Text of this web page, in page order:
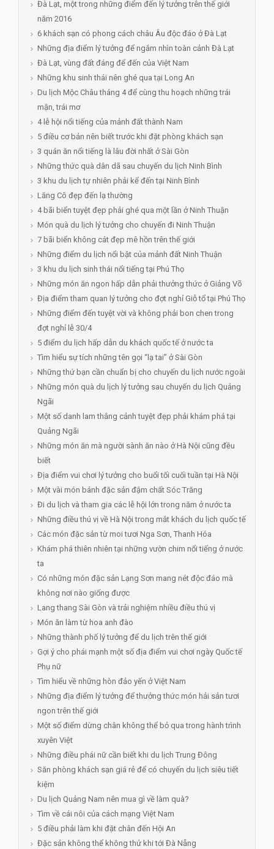
Đà Lạt, một trong những điểm đến lý tưởng trên thế giới
năm 2016
6 khách sạn có phong cách châu Âu độc đáo ở Đà Lạt
Những địa điểm lý tưởng để ngắm nhìn toàn cảnh Đà Lạt
Đà Lạt, vùng đất đáng để đến của Việt Nam
Những khu sinh thái nên ghé qua tại Long An
Du lịch Mộc Châu tháng 4 để cùng thu hoạch những trái
mận, trái mơ
4 lễ hội nổi tiếng của mảnh đất thành Nam
5 điều cơ bản nên biết trước khi đặt phòng khách sạn
3 quán ăn nổi tiếng là lâu đời nhất ở Sài Gòn
Những thức quà dân dã sau chuyến du lịch Ninh Bình
3 khu du lịch tự nhiên phải kể đến tại Ninh Bình
Lăng Cô đẹp đến lạ thường
4 bãi biển tuyệt đẹp phải ghé qua một lần ở Ninh Thuận
Món quà du lịch lý tưởng cho chuyến đi Ninh Thuận
7 bãi biển không cát đẹp mê hồn trên thế giới
Những điểm du lịch nổi bật của mảnh đất Ninh Thuận
3 khu du lịch sinh thái nổi tiếng tại Phú Thọ
Những món ăn ngon hấp dẫn phải thưởng thức ở Giảng Võ
Địa điểm tham quan lý tưởng cho đợt nghỉ Giỗ tổ tại Phú Thọ
Những điểm đến tuyệt vời và không phải bon chen trong
đợt nghỉ lễ 30/4
5 điểm du lịch hấp dẫn du khách quốc tế ở nước ta
Tìm hiểu sự tích những tên gọi “lạ tai” ở Sài Gòn
Những thứ bạn cần chuẩn bị cho chuyến du lịch nước ngoài
Những món quà du lịch lý tưởng sau chuyến du lịch Quảng
Ngãi
Một số danh lam thắng cảnh tuyệt đẹp phải khám phá tại
Quảng Ngãi
Những món ăn mà người sành ăn nào ở Hà Nội cũng đều
biết
Địa điểm vui chơi lý tưởng cho buổi tối cuối tuần tại Hà Nội
Một vài món bánh đặc sản đậm chất Sóc Trăng
Đi du lịch và tham gia các lễ hội lớn trong năm ở nước ta
Những điều thú vị về Hà Nội trong mắt khách du lịch quốc tế
Các món đặc sản từ moi tươi Nga Sơn, Thanh Hóa
Khám phá thiên nhiên tại những vườn chim nổi tiếng ở nước
ta
Có những món đặc sản Lạng Sơn mang nét độc đáo mà
không nơi nào giống được
Lang thang Sài Gòn và trải nghiệm nhiều điều thú vị
Món ăn làm từ hoa anh đào
Những thành phố lý tưởng để du lịch trên thế giới
Gợi ý cho phái mạnh một số địa điểm vui chơi ngày Quốc tế
Phụ nữ
Tìm hiểu về những hòn đảo yến ở Việt Nam
Những địa điểm lý tưởng để thưởng thức món hải sản tươi
ngon trên thế giới
Một số điểm dừng chân không thể bỏ qua trong hành trình
xuyên Việt
Những điều phái nữ cần biết khi du lịch Trung Đông
Săn phòng khách sạn giá rẻ để có chuyến du lịch siêu tiết
kiệm
Du lịch Quảng Nam nên mua gì về làm quà?
Tìm về cái nôi của cách mạng Việt Nam
5 điều phải làm khi đặt chân đến Hội An
Đặc sản không thể không thử khi tới Đà Nẵng